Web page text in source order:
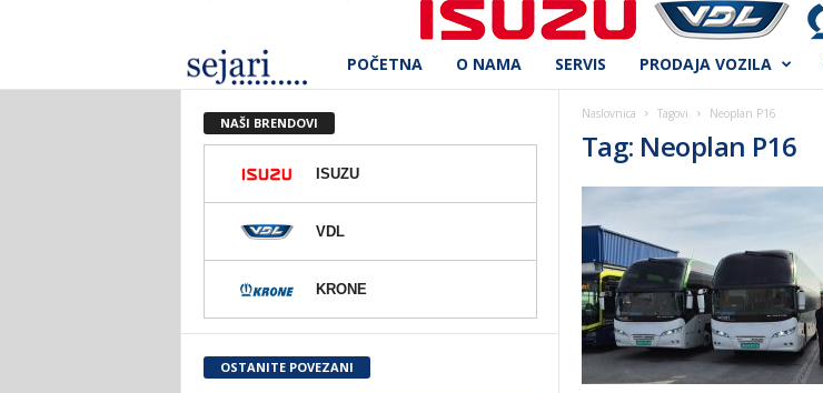
e
r
d
POČETNA O NAMA SERVIS PRODAJA VOZILA
Naslovnica Tagovi Neoplan P16
Tag: Neoplan P16
NAŠI BRENDOVI
ISUZU
VDL
KRONE
OSTANITE POVEZANI